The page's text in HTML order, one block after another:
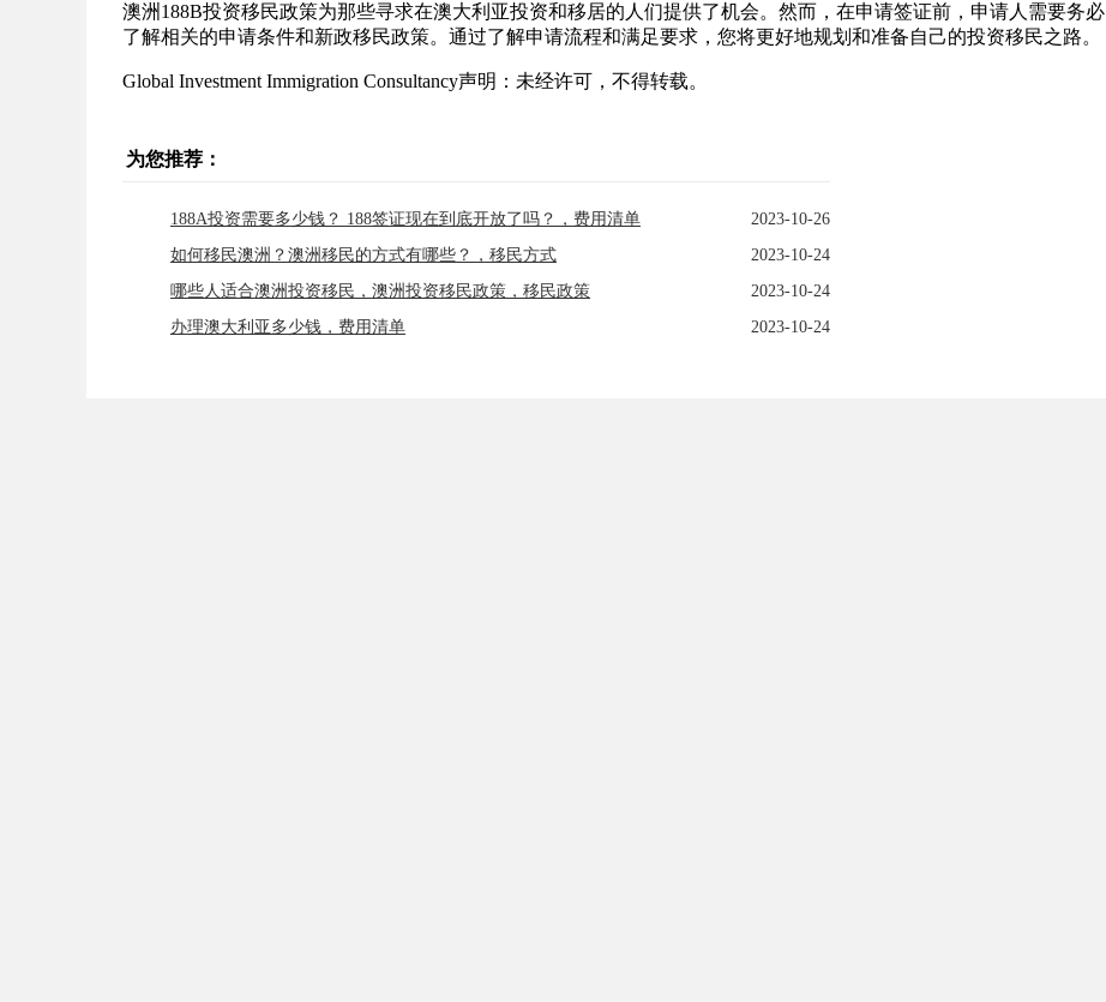
澳洲188B投资移民政策为那些寻求在澳大利亚投资和移居的人们提供了机会。然而，在申请签证前，申请人需要务必
了解相关的申请条件和新政移民政策。通过了解申请流程和满足要求，您将更好地规划和准备自己的投资移民之路。
Global Investment Immigration Consultancy声明：未经许可，不得转载。
为您推荐：
188A投资需要多少钱？ 188签证现在到底开放了吗？，费用清单
2023-10-26
如何移民澳洲？澳洲移民的方式有哪些？，移民方式
2023-10-24
哪些人适合澳洲投资移民，澳洲投资移民政策，移民政策
2023-10-24
办理澳大利亚多少钱，费用清单
2023-10-24